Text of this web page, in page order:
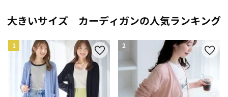
大きいサイズ カーディガンの人気ランキング
1 2